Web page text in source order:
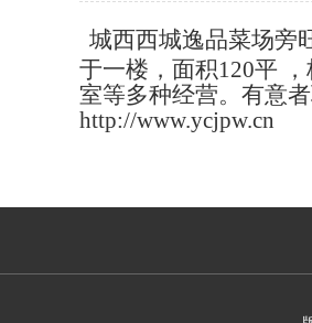
城西西城逸品菜场旁
于一楼，面积120平
室等多种经营。有意
http://www.ycjpw.cn